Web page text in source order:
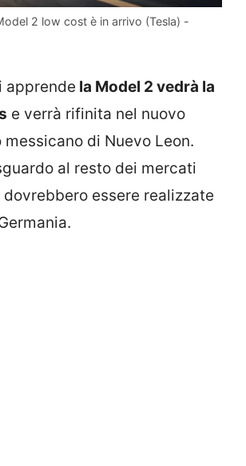
2 low cost è in arrivo (Tesla) -
apprende la Model 2 vedrà la
e verrà rifinita nel nuovo
di Nuevo Leon.
al resto dei mercati
essere realizzate